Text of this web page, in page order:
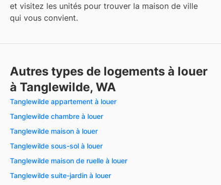
et visitez les unités pour trouver la maison de ville
qui vous convient.
Autres types de logements à louer
à Tanglewilde, WA
Tanglewilde appartement à louer
Tanglewilde chambre à louer
Tanglewilde maison à louer
Tanglewilde sous-sol à louer
Tanglewilde maison de ruelle à louer
Tanglewilde suite-jardin à louer